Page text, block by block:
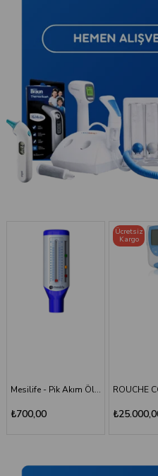
ROUCHE COAGUCHEK XS SYSTEM INR Ölçüm Cihazı
₺25.000,00 ₺1.964,57